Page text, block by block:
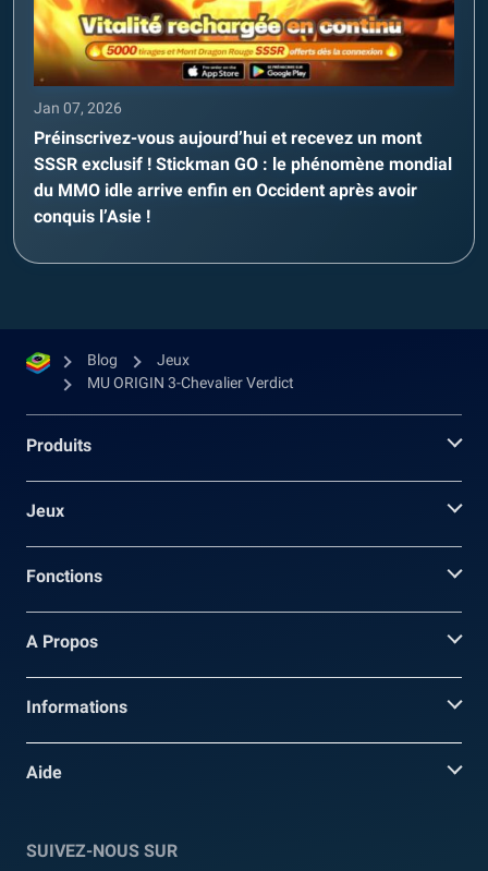
Jan 07, 2026
Préinscrivez-vous aujourd’hui et recevez un mont
SSSR exclusif ! Stickman GO : le phénomène mondial
du MMO idle arrive enfin en Occident après avoir
conquis l’Asie !
Blog
Jeux
MU ORIGIN 3-Chevalier Verdict
Produits
Jeux
Fonctions
A Propos
Informations
Aide
SUIVEZ-NOUS SUR